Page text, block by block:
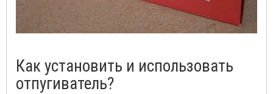
Как установить и использовать
отпугиватель?